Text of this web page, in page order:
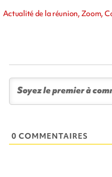
Actualité de la réunion, Zoom,
0 COMMENTAIRES